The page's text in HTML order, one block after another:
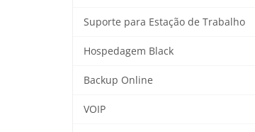
Suporte para Estação de Trabalho
Hospedagem Black
Backup Online
VOIP